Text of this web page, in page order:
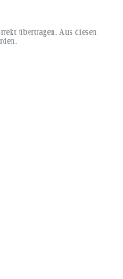
übertragen. Aus diesen